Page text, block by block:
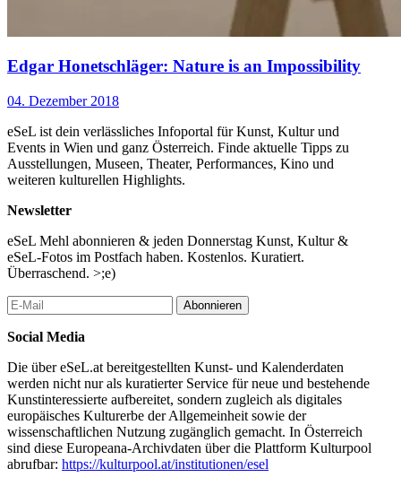
Edgar Honetschläger: Nature is an Impossibility
04. Dezember 2018
eSeL ist dein verlässliches Infoportal für Kunst, Kultur und
Events in Wien und ganz Österreich. Finde aktuelle Tipps zu
Ausstellungen, Museen, Theater, Performances, Kino und
weiteren kulturellen Highlights.
Newsletter
eSeL Mehl abonnieren & jeden Donnerstag Kunst, Kultur &
eSeL-Fotos im Postfach haben. Kostenlos. Kuratiert.
Überraschend. >;e)
Abonnieren
Social Media
Die über eSeL.at bereitgestellten Kunst- und Kalenderdaten
werden nicht nur als kuratierter Service für neue und bestehende
Kunstinteressierte aufbereitet, sondern zugleich als digitales
europäisches Kulturerbe der Allgemeinheit sowie der
wissenschaftlichen Nutzung zugänglich gemacht. In Österreich
sind diese Europeana-Archivdaten über die Plattform Kulturpool
abrufbar: https://kulturpool.at/institutionen/esel